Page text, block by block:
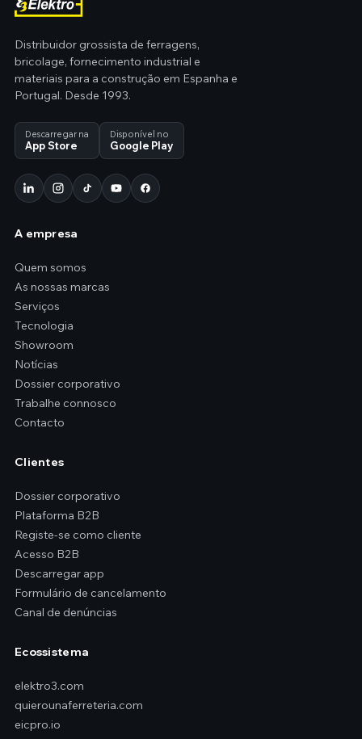
Distribuidor grossista de ferragens,
bricolage, fornecimento industrial e
materiais para a construção em Espanha e
Portugal. Desde 1993.
Descarregar na
App Store
Disponível no
Google Play
A empresa
Quem somos
As nossas marcas
Serviços
Tecnologia
Showroom
Notícias
Dossier corporativo
Trabalhe connosco
Contacto
Clientes
Dossier corporativo
Plataforma B2B
Registe-se como cliente
Acesso B2B
Descarregar app
Formulário de cancelamento
Canal de denúncias
Ecossistema
elektro3.com
quierounaferreteria.com
eicpro.io